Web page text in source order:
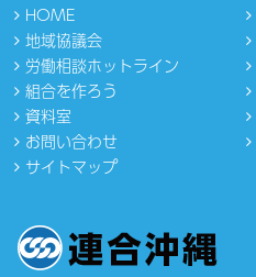
HOME
地域協議会
労働相談ホットライン
組合を作ろう
資料室
お問い合わせ
サイトマップ